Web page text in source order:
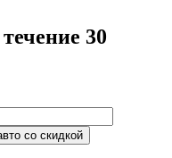
30
со скидкой